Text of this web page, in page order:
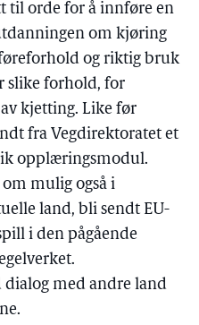
til orde for å innføre en
om kjøring
og riktig bruk
slike forhold, for
kjetting. Like før
fra Vegdirektoratet et
opplæringsmodul.
mulig også i
land, bli sendt EU-
i den pågående
dialog med andre land